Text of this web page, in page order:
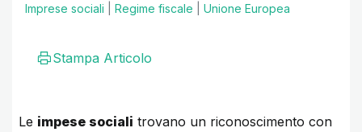
Imprese sociali
Regime fiscale Unione Europea
Stampa Articolo
Le impese sociali trovano un riconoscimento con